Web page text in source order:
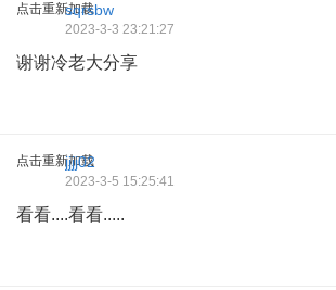
点击重新加载
sqrsbw
2023-3-3 23:21:27
谢谢冷老大分享
点击重新加载
jjjj02
2023-3-5 15:25:41
看看....看看.....